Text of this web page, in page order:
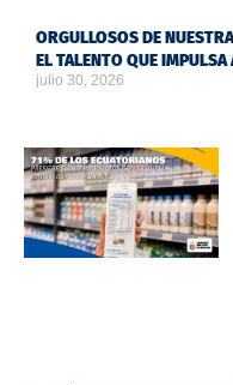
ORGULLOSOS DE
EL TALENTO QUE IMPULSA
julio 30, 2026